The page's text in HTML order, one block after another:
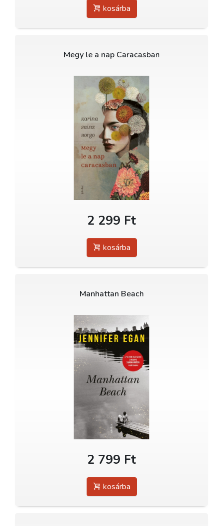
kosárba
Megy le a nap Caracasban
2 299 Ft
kosárba
Manhattan Beach
2 799 Ft
kosárba